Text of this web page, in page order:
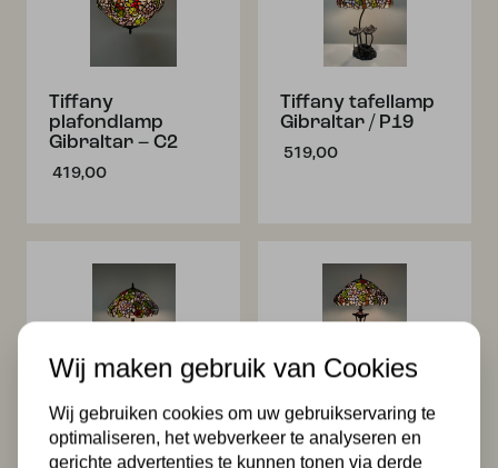
Tiffany
plafondlamp
Gibraltar – C2
419,00
Tiffany tafellamp
Gibraltar / P19
519,00
Tiffany tafellamp
Gibraltar 40 / P3
464,99
Tiffany tafellamp
Gibraltar 40 – P52
479,99
Wij maken gebruik van Cookies
Wij gebruiken cookies om uw gebruikservaring te
optimaliseren, het webverkeer te analyseren en
gerichte advertenties te kunnen tonen via derde